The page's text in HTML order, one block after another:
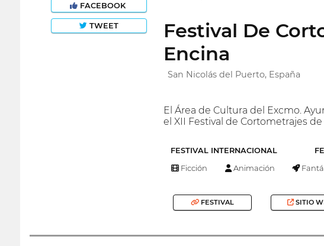
FACEBOOK
TWEET
Festival De
Encina
San Nicolás del Puerto, España
El Área de Cultura del Excmo.
el XII Festival de Cortometrajes de
FESTIVAL INTERNACIONAL
Ficción Animación
FESTIVAL SITIO